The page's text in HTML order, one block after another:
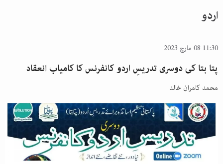
اردو
11:30 08 مارچ 2023
پتا بتا کی دوسری تدریسِ اردو کانفرنس کا کامیاب انعقاد
محمد کامران خالد